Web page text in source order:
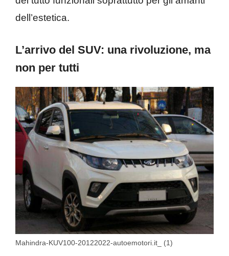
dell’estetica.
L’arrivo del SUV: una rivoluzione, ma
non per tutti
Mahindra-KUV100-20122022-autoemotori.it_ (1)